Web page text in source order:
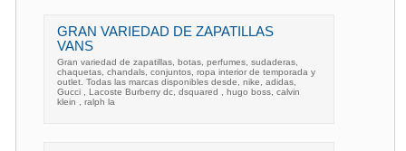
GRAN VARIEDAD DE ZAPATILLAS
VANS
Gran variedad de zapatillas, botas, perfumes, sudaderas,
chaquetas, chandals, conjuntos, ropa interior de temporada y
outlet. Todas las marcas disponibles desde, nike, adidas,
Gucci , Lacoste Burberry dc, dsquared , hugo boss, calvin
klein , ralph la